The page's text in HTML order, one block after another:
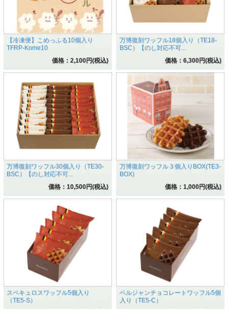
【冷凍便】こめっふる10個入り
TFRP-Kome10
価格：2,100円(税込)
万博復刻ワッフル18個入り（TE18-
BSC）【のし対応不可...
価格：6,300円(税込)
万博復刻ワッフル30個入り（TE30-
BSC）【のし対応不可...
価格：10,500円(税込)
万博復刻ワッフル３個入りBOX(TE3-
BOX)
価格：1,000円(税込)
スペキュロスワッフル5個入り
（TE5-S）
ベルジャンチョコレートワッフル5個
入り（TE5-C）